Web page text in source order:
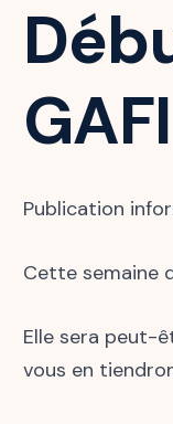
GAFI
Publication
Cette semaine
Elle sera peut-
vous en